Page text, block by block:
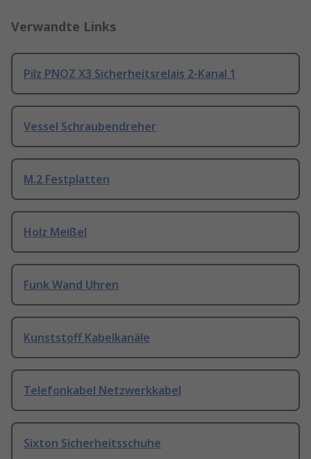
Verwandte Links
Pilz PNOZ X3 Sicherheitsrelais 2-Kanal 1
Vessel Schraubendreher
M.2 Festplatten
Holz Meißel
Funk Wand Uhren
Kunststoff Kabelkanäle
Telefonkabel Netzwerkkabel
Sixton Sicherheitsschuhe